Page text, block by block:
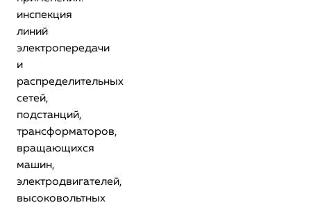
инспекция
линий
электропередачи
и
распределительных
сетей,
подстанций,
трансформаторов,
вращающихся
машин,
электродвигателей,
высоковольтных